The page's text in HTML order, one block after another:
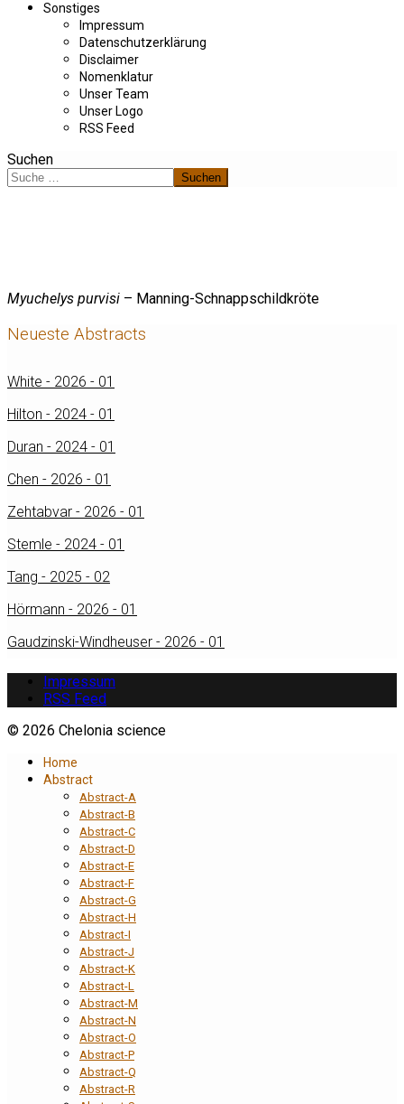
Sonstiges
Impressum
Datenschutzerklärung
Disclaimer
Nomenklatur
Unser Team
Unser Logo
RSS Feed
Suchen
Suchen
Myuchelys purvisi – Manning-Schnappschildkröte
Neueste Abstracts
White - 2026 - 01
Hilton - 2024 - 01
Duran - 2024 - 01
Chen - 2026 - 01
Zehtabvar - 2026 - 01
Stemle - 2024 - 01
Tang - 2025 - 02
Hörmann - 2026 - 01
Gaudzinski-Windheuser - 2026 - 01
Impressum
RSS Feed
© 2026 Chelonia science
Home
Abstract
Abstract-A
Abstract-B
Abstract-C
Abstract-D
Abstract-E
Abstract-F
Abstract-G
Abstract-H
Abstract-I
Abstract-J
Abstract-K
Abstract-L
Abstract-M
Abstract-N
Abstract-O
Abstract-P
Abstract-Q
Abstract-R